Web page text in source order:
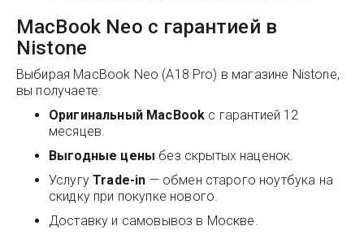
MacBook Neo с гарантией в
Nistone
Выбирая MacBook Neo (A18 Pro) в магазине Nistone,
вы получаете:
Оригинальный MacBook с гарантией 12
месяцев.
Выгодные цены без скрытых наценок.
УслугуTrade-in — обмен старого ноутбука на
скидку при покупке нового.
Доставку и самовывоз в Москве.